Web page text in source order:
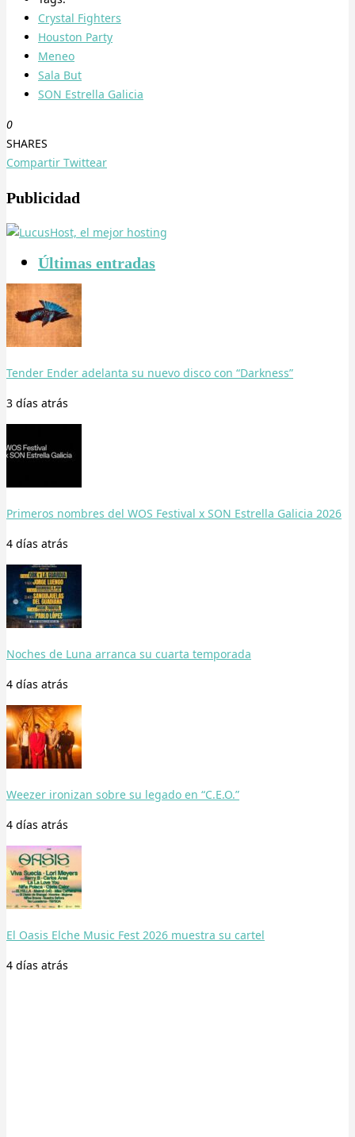
Crystal Fighters
Houston Party
Meneo
Sala But
SON Estrella Galicia
0
SHARES
Compartir Twittear
Publicidad
Últimas entradas
Tender Ender adelanta su nuevo disco con “Darkness”
3 días atrás
Primeros nombres del WOS Festival x SON Estrella Galicia 2026
4 días atrás
Noches de Luna arranca su cuarta temporada
4 días atrás
Weezer ironizan sobre su legado en “C.E.O.”
4 días atrás
El Oasis Elche Music Fest 2026 muestra su cartel
4 días atrás